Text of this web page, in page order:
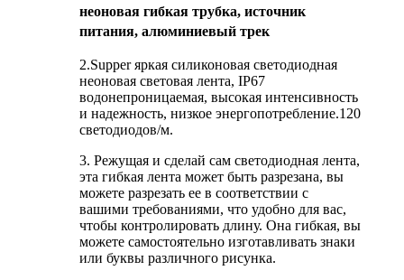
неоновая гибкая трубка, источник
питания, алюминиевый трек
2.Supper яркая силиконовая светодиодная
неоновая световая лента, IP67
водонепроницаемая, высокая интенсивность
и надежность, низкое энергопотребление.120
светодиодов/м.
3. Режущая и сделай сам светодиодная лента,
эта гибкая лента может быть разрезана, вы
можете разрезать ее в соответствии с
вашими требованиями, что удобно для вас,
чтобы контролировать длину. Она гибкая, вы
можете самостоятельно изготавливать знаки
или буквы различного рисунка.